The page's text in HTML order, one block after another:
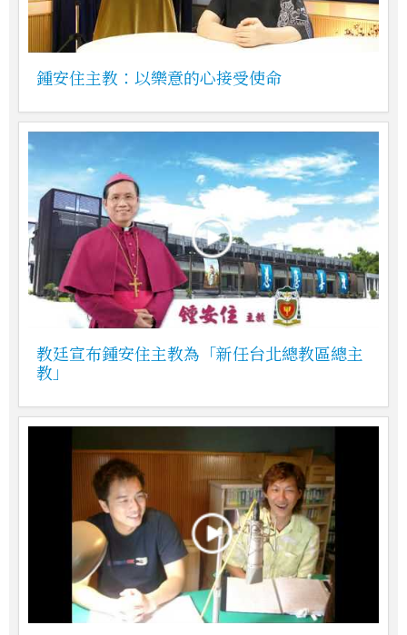
鍾安住主教：以樂意的心接受使命
教廷宣布鍾安住主教為「新任台北總教區總主
教」